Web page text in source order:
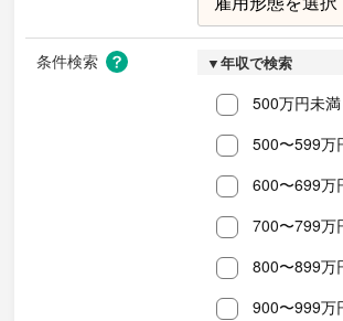
条件検索 ▼年収で検索
500万円未満
500〜599万
600〜699万
700〜799万
800〜899万
900〜999万